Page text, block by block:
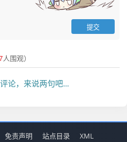
人围观）
论，来说两句吧...
免责声明 站点目录 XML